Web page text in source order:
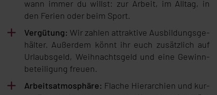
wann im­mer du willst: zur Ar­beit, im All­tag, in
den Fe­ri­en oder beim Sport.
Ver­gü­tung: Wir zah­len at­trak­ti­ve Aus­bil­dungs­ge­
häl­ter. Au­ßer­dem könnt ihr euch zu­sätz­lich auf
Ur­laubs­geld, Weih­nachts­geld und ei­ne Ge­winn­
be­tei­li­gung freu­en.
Ar­beits­at­mo­sphä­re: Fla­che Hier­ar­chi­en und kur­